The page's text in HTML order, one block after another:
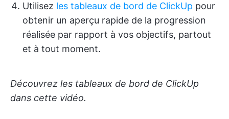
Utilisez les tableaux de bord de ClickUp pour
obtenir un aperçu rapide de la progression
réalisée par rapport à vos objectifs, partout
et à tout moment.
Découvrez les tableaux de bord de ClickUp
dans cette vidéo.